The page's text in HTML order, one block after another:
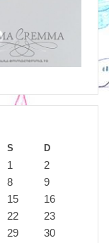
S D
1
2
8
9
15
16
22
23
29
30